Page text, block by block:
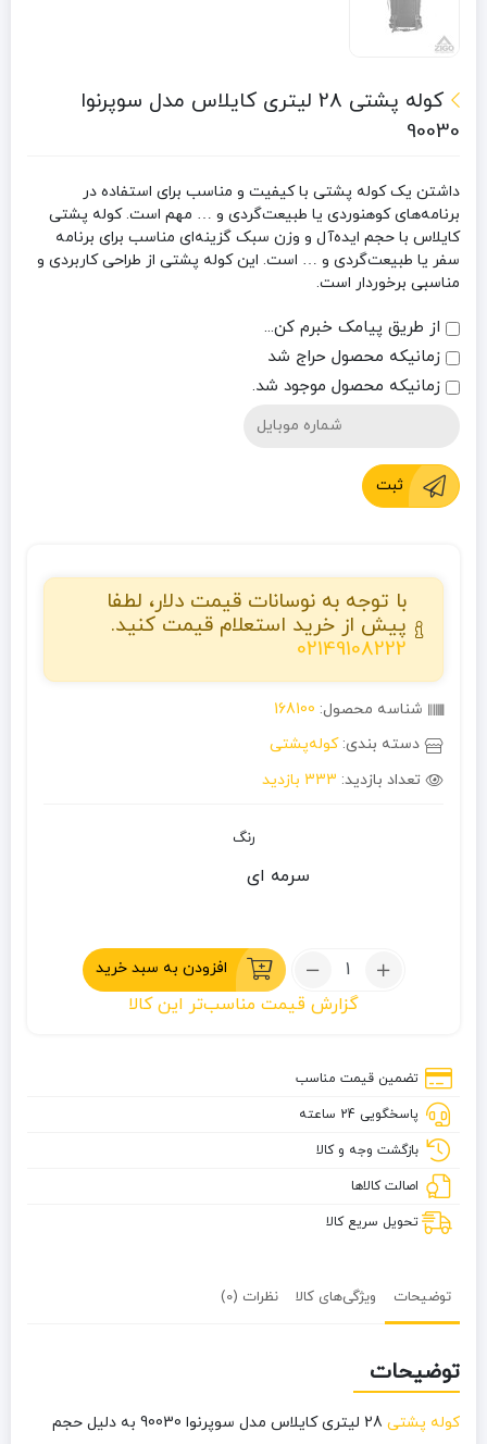
کوله پشتی 28 لیتری کایلاس مدل سوپرنوا
90030
داشتن یک کوله پشتی با کیفیت و مناسب برای استفاده در
برنامه‌های کوهنوردی یا طبیعت‌گردی و … مهم است. کوله پشتی
کایلاس با حجم ایده‌آل و وزن سبک گزینه‌ای مناسب برای برنامه
سفر یا طبیعت‌گردی و … است. این کوله پشتی از طراحی کاربردی و
مناسبی برخوردار است.
از طریق پیامک خبرم کن...
زمانیکه محصول حراج شد
زمانیکه محصول موجود شد.
ثبت
با توجه به نوسانات قیمت دلار، لطفا
پیش از خرید استعلام قیمت کنید.
02149108222
شناسه محصول: 168100
دسته بندی:کوله‌پشتی
تعداد بازدید: 333 بازدید
رنگ
سرمه ای
تعداد:
پشتی
کایلاس
مدل
سوپرنوا
افزودن به سبد خرید
گزارش قیمت مناسب‌تر این کالا
تضمین قیمت مناسب
پاسخگویی 24 ساعته
بازگشت وجه و کالا
اصالت کالاها
تحویل سریع کالا
توضیحات ویژگی‌های کالا نظرات (0)
توضیحات
کوله پشتی 28 لیتری کایلاس مدل سوپرنوا 90030 به دلیل حجم